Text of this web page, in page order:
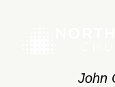
John